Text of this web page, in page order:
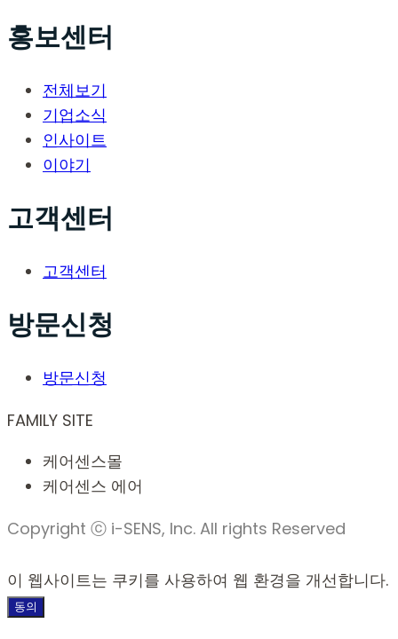
홍보센터
전체보기
기업소식
인사이트
이야기
고객센터
고객센터
방문신청
방문신청
FAMILY SITE
케어센스몰
케어센스 에어
Copyright ⓒ i-SENS, Inc. All rights Reserved
이 웹사이트는 쿠키를 사용하여 웹 환경을 개선합니다.
동의